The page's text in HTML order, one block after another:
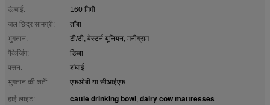
ऊंचाई:
160 मिमी
जल छिद्र सामग्री:
ताँबा
भुगतान:
टी/टी, वेस्टर्न यूनियन, मनीग्राम
पैकेजिंग:
डिब्बा
पत्तन:
शंघाई
भुगतान की शर्तें:
एफओबी या सीआईएफ
हाई लाइट:
cattle drinking bowl, dairy cow mattresses